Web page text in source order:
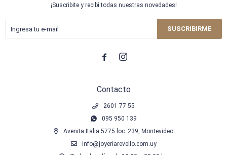
Contacto
2601 77 55
095 950 139
Avenita Italia 5775 loc. 239, Montevideo
info@joyeriarevello.com.uy
¡Suscribite y recibí todas nuestras novedades!
SUSCRIBIRME
 